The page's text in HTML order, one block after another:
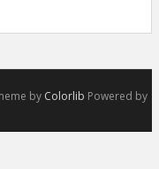
by Colorlib Powered by